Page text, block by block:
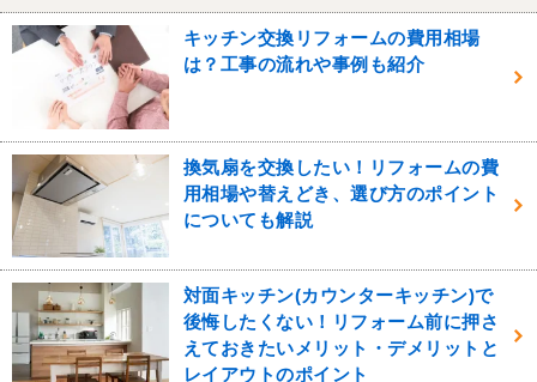
キッチン交換リフォームの費用相場
は？工事の流れや事例も紹介
換気扇を交換したい！リフォームの費
用相場や替えどき、選び方のポイント
についても解説
対面キッチン(カウンターキッチン)で
後悔したくない！リフォーム前に押さ
えておきたいメリット・デメリットと
レイアウトのポイント